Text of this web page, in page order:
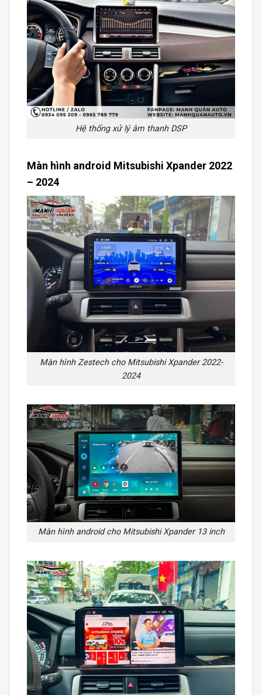
Hệ thống xử lý âm thanh DSP
Màn hình android Mitsubishi Xpander 2022
– 2024
Màn hình Zestech cho Mitsubishi Xpander 2022-
2024
Màn hình android cho Mitsubishi Xpander 13 inch